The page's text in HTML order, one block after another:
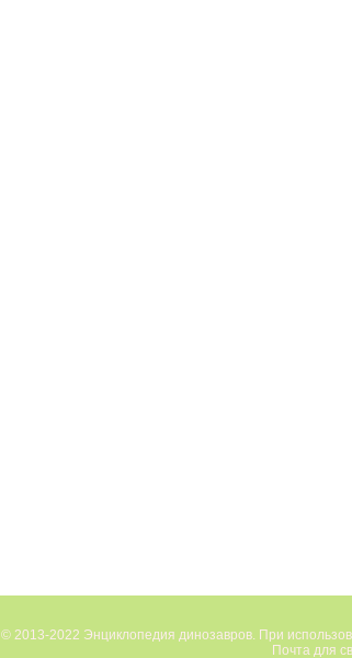
© 2013-2022 Энциклопедия динозавров. При
Почта для